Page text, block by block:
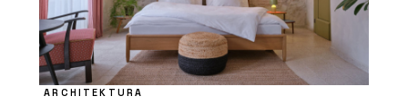
ARCHITEKTURA